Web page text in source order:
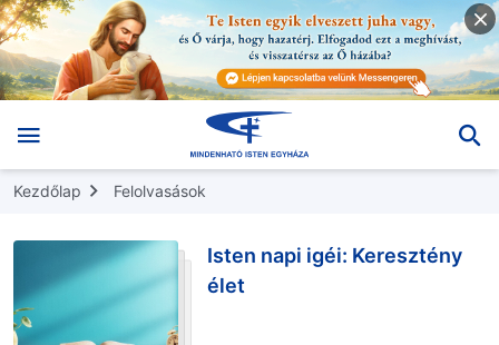
Kezdőlap Felolvasások
Isten napi igéi: Keresztény
élet